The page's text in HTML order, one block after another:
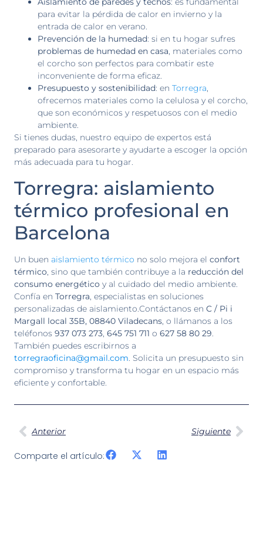
para evitar la pérdida de calor en invierno y la
entrada de calor en verano.
Prevención de la humedad: si en tu hogar sufres
problemas de humedad en casa, materiales como
el corcho son perfectos para combatir este
inconveniente de forma eficaz.
Presupuesto y sostenibilidad: en Torregra,
ofrecemos materiales como la celulosa y el corcho,
que son económicos y respetuosos con el medio
ambiente.
Si tienes dudas, nuestro equipo de expertos está
preparado para asesorarte y ayudarte a escoger la opción
más adecuada para tu hogar.
Torregra: aislamiento
térmico profesional en
Barcelona
Un buen aislamiento térmico no solo mejora el confort
térmico, sino que también contribuye a la reducción del
consumo energético y al cuidado del medio ambiente.
Confía en Torregra, especialistas en soluciones
personalizadas de aislamiento.Contáctanos en C / Pi i
Margall local 35B, 08840 Viladecans, o llámanos a los
teléfonos 937 073 273, 645 751 711 o 627 58 80 29.
También puedes escribirnos a
torregraoficina@gmail.com. Solicita un presupuesto sin
compromiso y transforma tu hogar en un espacio más
eficiente y confortable.
Anterior Siguiente
Comparte el artículo: